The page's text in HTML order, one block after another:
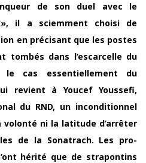
de son duel avec le
il a sciemment choisi de
en précisant que les postes
tombés dans l’escarcelle du
le cas essentiellement du
revient à Youcef Youssefi,
du RND, un inconditionnel
volonté ni la latitude d’arrêter
de la Sonatrach. Les pro-
hérité que de strapontins